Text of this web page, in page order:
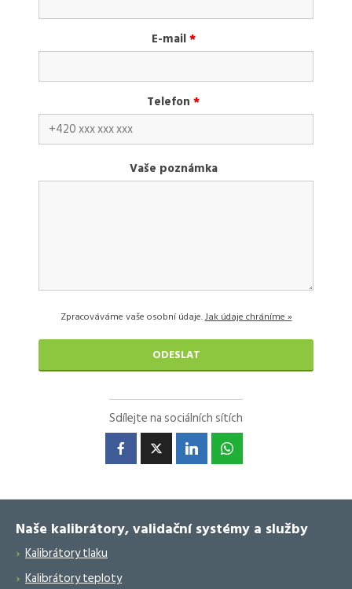
E-mail*
Telefon *
Vaše poznámka
Zpracováváme vaše osobní údaje.Jak údaje chráníme »
Sdílejte na sociálních sítích
Naše kalibrátory, validační systémy a služby
Kalibrátory tlaku
Kalibrátory teploty